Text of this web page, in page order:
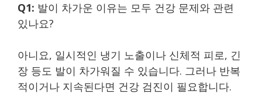
Q1: 발이 차가운 이유는 모두 건강 문제와 관련
있나요?
아니요, 일시적인 냉기 노출이나 신체적 피로, 긴
장 등도 발이 차가워질 수 있습니다. 그러나 반복
적이거나 지속된다면 건강 검진이 필요합니다.